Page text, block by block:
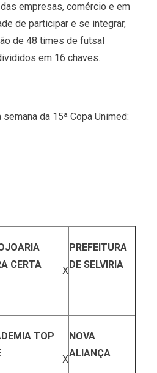
empresas, comércio e em
de participar e se integrar,
de 48 times de futsal
em 16 chaves.
da 15ª Copa Unimed:
CERTA
X
PREFEITURA
DE SELVIRIA
TOP
X
NOVA
ALIANÇA